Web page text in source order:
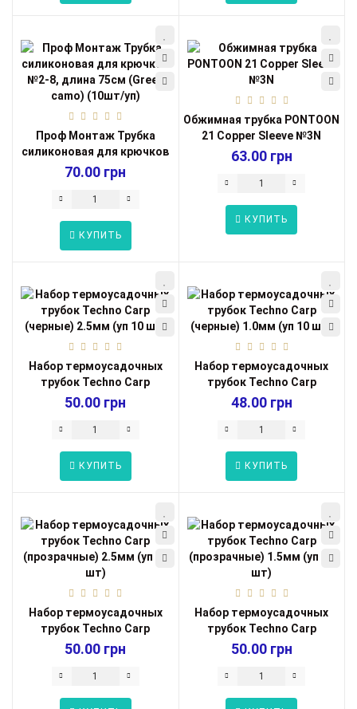
Проф Монтаж Трубка
силиконовая для крючков
№2-8, длина ...
70.00 грн
КУПИТЬ
Обжимная трубка PONTOON
21 Copper Sleeve №3N
63.00 грн
КУПИТЬ
Набор термоусадочных
трубок Techno Carp
(черные) 2.5мм ...
50.00 грн
КУПИТЬ
Набор термоусадочных
трубок Techno Carp
(черные) 1.0мм ...
48.00 грн
КУПИТЬ
Набор термоусадочных
трубок Techno Carp
(прозрачные) 2....
50.00 грн
Набор термоусадочных
трубок Techno Carp
(прозрачные) 1....
50.00 грн